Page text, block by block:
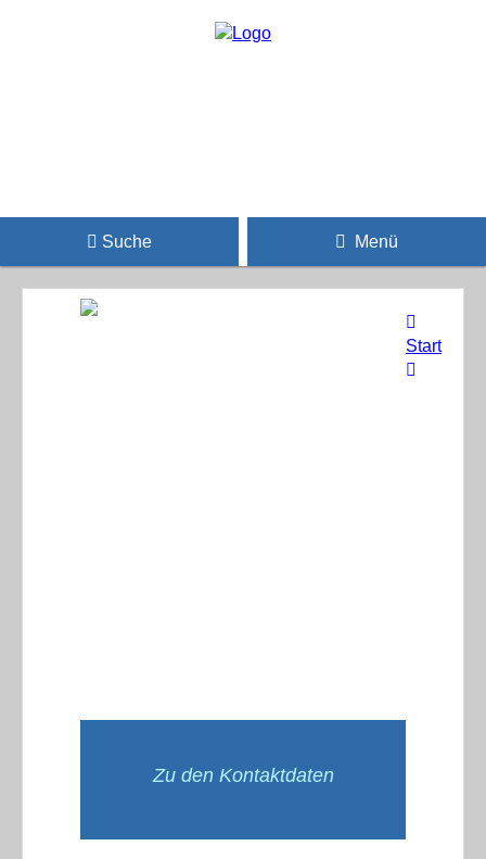
Suche Menü
Zu den Kontaktdaten
Start